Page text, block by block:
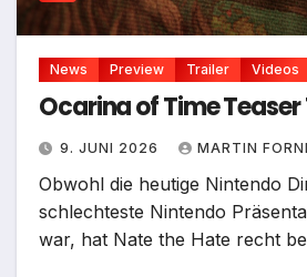
News Preview Trailer Videos
Ocarina of Time Teaser
9. JUNI 2026 MARTIN
Obwohl die heutige Nintendo
schlechteste Nintendo
war, hat Nate the Hate recht